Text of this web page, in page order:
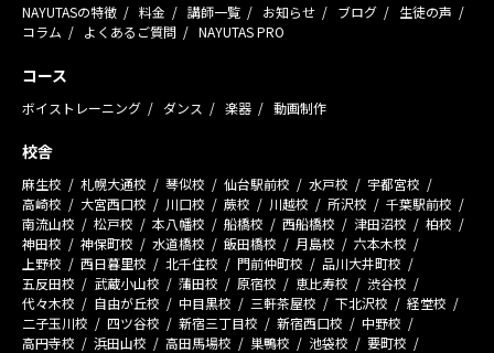
NAYUTASの特徴 料金 講師一覧 お知らせ ブログ
生徒の声
コラム
よくあるご質問 NAYUTAS PRO
コース
ボイストレーニング ダンス 楽器 動画制作
校舎
麻生校 札幌大通校 琴似校 仙台駅前校 水戸校
宇都宮校
高崎校
大宮西口校 川口校 蕨校 川越校 所沢校
千葉駅前校
南流山校
松戸校 本八幡校 船橋校 西船橋校 津田沼校
柏校
神田校
神保町校 水道橋校 飯田橋校 月島校
六本木校
上野校
西日暮里校 北千住校 門前仲町校
品川大井町校
五反田校
武蔵小山校 蒲田校 原宿校 恵比寿校
渋谷校
代々木校
自由が丘校 中目黒校 三軒茶屋校 下北沢校
経堂校
二子玉川校
四ツ谷校 新宿三丁目校 新宿西口校
中野校
高円寺校
浜田山校 高田馬場校 巣鴨校 池袋校
要町校